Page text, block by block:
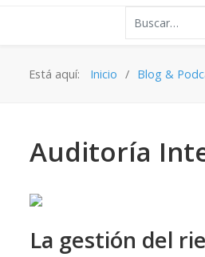
Está aquí: Inicio Blog &
Auditoría
La gestión del